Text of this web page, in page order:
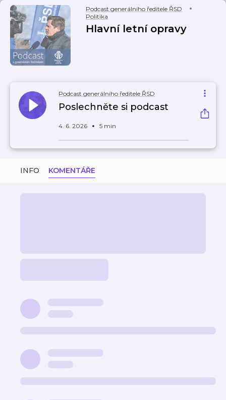
Podcast generálního ředitele ŘSD
Politika
Hlavní letní opravy
Podcast generálního ředitele ŘSD
Poslechněte si podcast
4. 6. 2026 5 min
INFO KOMENTÁŘE